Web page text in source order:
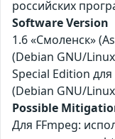
российских
Software Version
1.6 «Смоленск»
(Debian GNU/
Special Edition для
(Debian GNU/
Possible
Для FFmpeg: